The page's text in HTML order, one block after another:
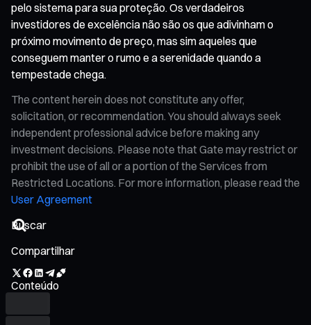
pelo sistema para sua proteção. Os verdadeiros
investidores de excelência não são os que adivinham o
próximo movimento de preço, mas sim aqueles que
conseguem manter o rumo e a serenidade quando a
tempestade chega.
The content herein does not constitute any offer,
solicitation, or recommendation. You should always seek
independent professional advice before making any
investment decisions. Please note that Gate may restrict or
prohibit the use of all or a portion of the Services from
Restricted Locations. For more information, please read the
User Agreement
Compartilhar
Conteúdo